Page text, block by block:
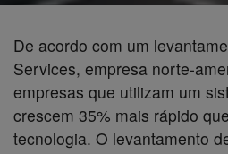
De acordo com um
Services, empresa norte-
empresas que utilizam um
crescem 35% mais rápido
tecnologia. O levantamento